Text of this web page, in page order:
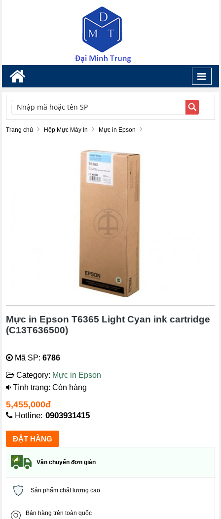
TÌM KIẾM
Trang chủ Hộp Mực Máy In Mực in Epson
Mực in Epson T6365 Light Cyan ink cartridge
(C13T636500)
Mã SP:6786
Category: Mực in Epson
Tình trạng: Còn hàng
5,455,000đ
Hotline:0903931415
Vận chuyển đơn giản
Sản phẩm chất lượng cao
Bán hàng trên toàn quốc